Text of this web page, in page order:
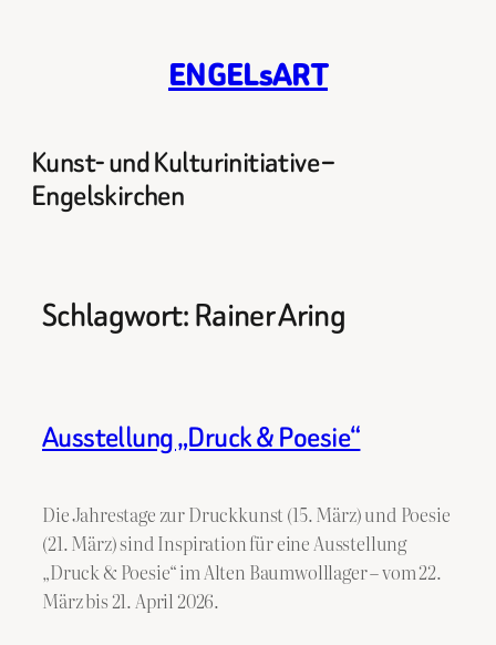
ENGELsART
Kunst- und Kulturinitiative –
Engelskirchen
Schlagwort:Rainer Aring
Ausstellung „Druck & Poesie“
Die Jahrestage zur Druckkunst (15. März) und Poesie
(21. März) sind Inspiration für eine Ausstellung
„Druck & Poesie“ im Alten Baumwolllager – vom 22.
März bis 21. April 2026.